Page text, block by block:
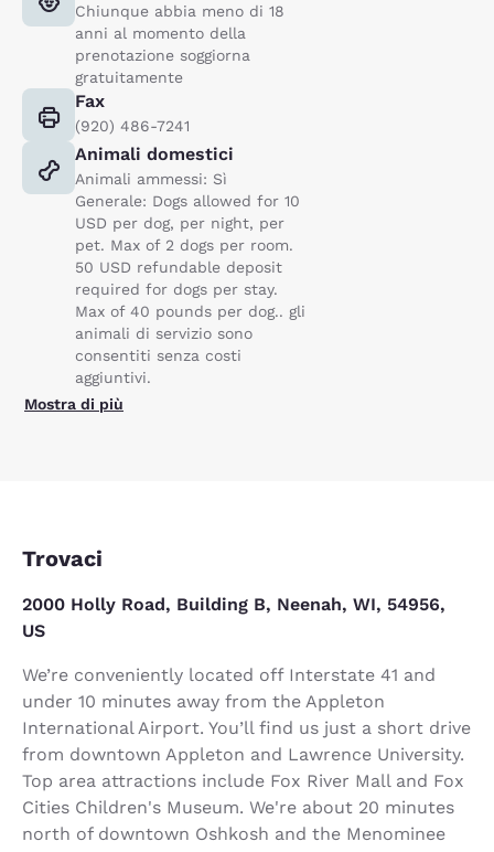
Chiunque abbia meno di 18
anni al momento della
prenotazione soggiorna
gratuitamente
Fax
(920) 486-7241
Animali domestici
Animali ammessi: Sì
Generale: Dogs allowed for 10
USD per dog, per night, per
pet. Max of 2 dogs per room.
50 USD refundable deposit
required for dogs per stay.
Max of 40 pounds per dog.. gli
animali di servizio sono
consentiti senza costi
aggiuntivi.
Mostra di più
Trovaci
2000 Holly Road, Building B, Neenah, WI, 54956,
US
We’re conveniently located off Interstate 41 and
under 10 minutes away from the Appleton
International Airport. You’ll find us just a short drive
from downtown Appleton and Lawrence University.
Top area attractions include Fox River Mall and Fox
Cities Children's Museum. We're about 20 minutes
north of downtown Oshkosh and the Menominee